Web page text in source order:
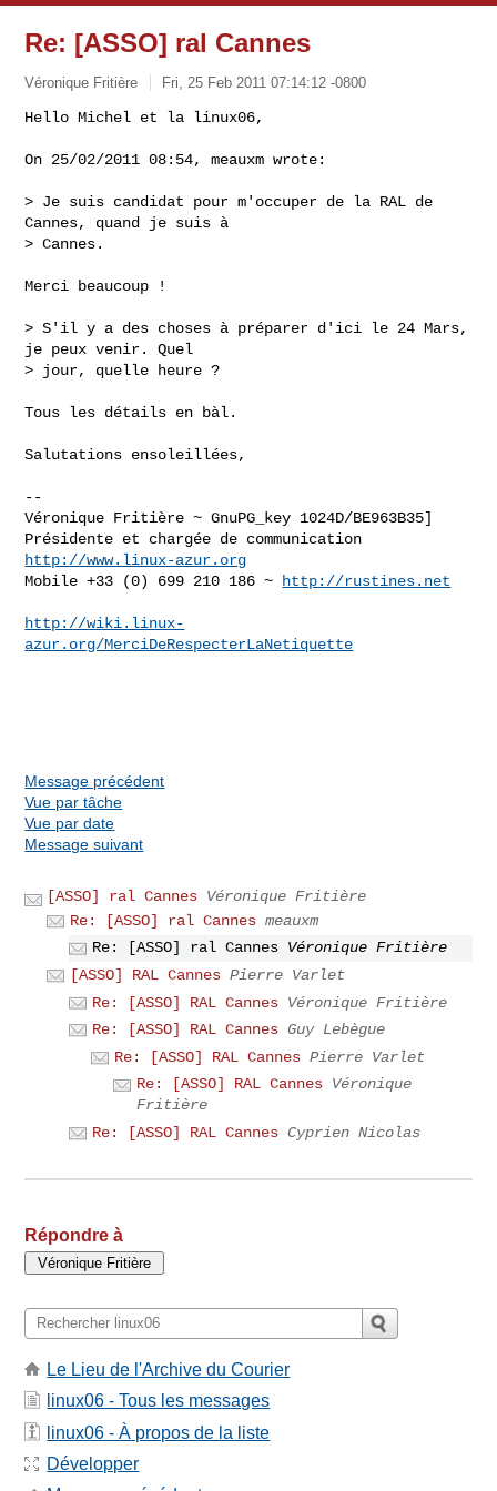
Re: [ASSO] ral Cannes
Véronique Fritière Fri, 25 Feb 2011 07:14:12 -0800
Hello Michel et la linux06,
On 25/02/2011 08:54, meauxm wrote:
> Je suis candidat pour m'occuper de la RAL de
Cannes, quand je suis à
> Cannes.
Merci beaucoup !
> S'il y a des choses à préparer d'ici le 24 Mars,
je peux venir. Quel
> jour, quelle heure ?
Tous les détails en bàl.
Salutations ensoleillées,
--
Véronique Fritière ~ GnuPG_key 1024D/BE963B35]
http://www.linux-azur.org
Mobile +33 (0) 699 210 186 ~
http://rustines.net
http://wiki.linux-
azur.org/MerciDeRespecterLaNetiquette
Message précédent
Vue par tâche
Vue par date
Message suivant
[ASSO] ral Cannes Véronique Fritière
Re: [ASSO] ral Cannes meauxm
Re: [ASSO] ral Cannes Véronique Fritière
[ASSO] RAL Cannes Pierre Varlet
Re: [ASSO] RAL Cannes Véronique Fritière
Re: [ASSO] RAL Cannes Guy Lebègue
Re: [ASSO] RAL Cannes Pierre Varlet
Re: [ASSO] RAL Cannes Véronique
Fritière
Re: [ASSO] RAL Cannes Cyprien Nicolas
Répondre à
Le Lieu de l'Archive du Courier
linux06 - Tous les messages
linux06 - À propos de la liste
Développer